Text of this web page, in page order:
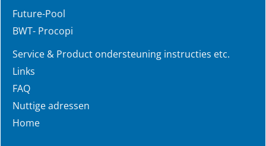
Future-Pool
BWT- Procopi
Service & Product ondersteuning instructies etc.
Links
FAQ
Nuttige adressen
Home